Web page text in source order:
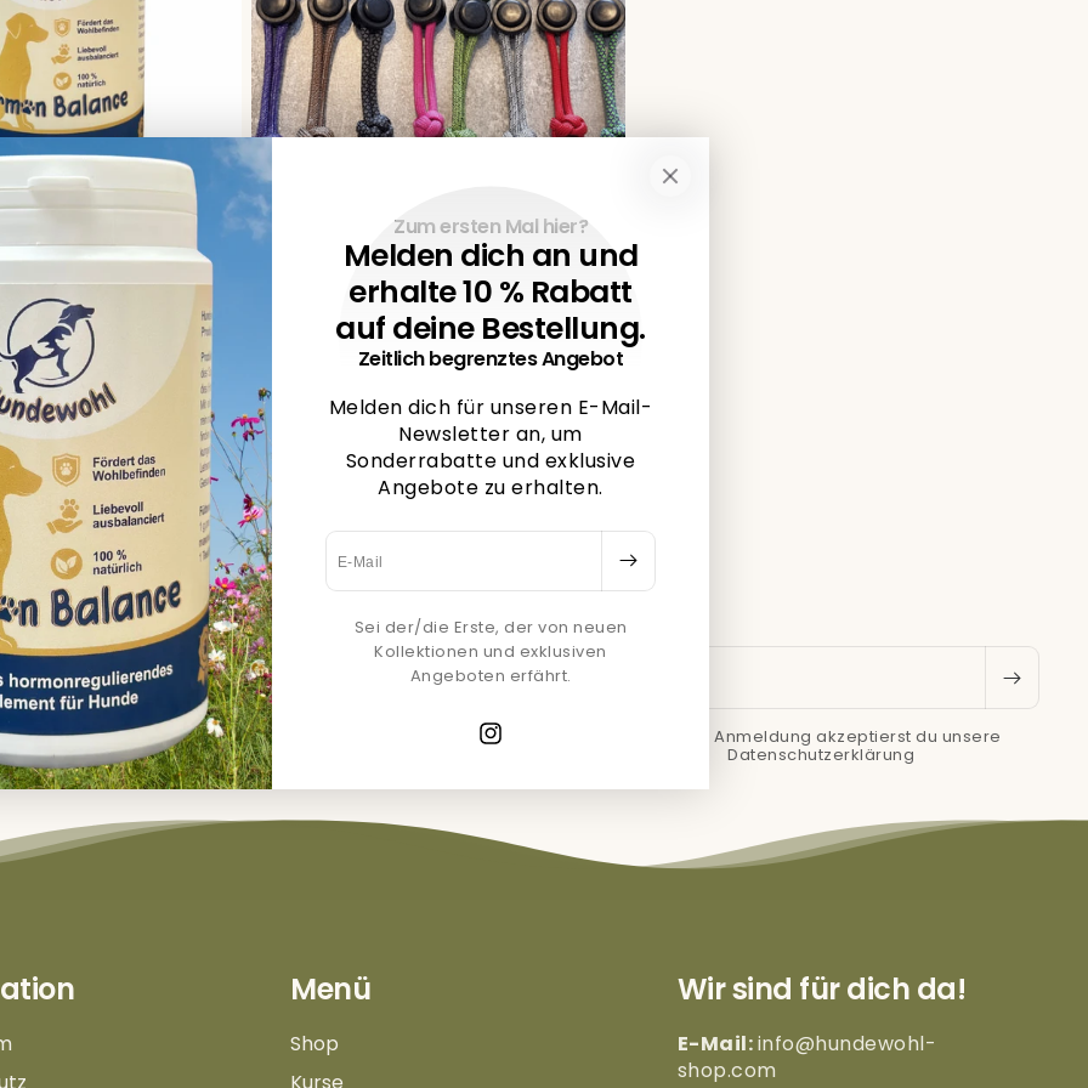
Zum ersten Mal hier?
Melden dich an und
erhalte 10 % Rabatt
auf deine Bestellung.
Zeitlich begrenztes Angebot
Melden dich für unseren E-Mail-
Newsletter an, um
Sonderrabatte und exklusive
Angebote zu erhalten.
E-
Mail
Sei der/die Erste, der von neuen
Kollektionen und exklusiven
Angeboten erfährt.
Instagram
- natürliches
für Hunde.
Kotbeutelhalter aus Paracord
Anbieter:
HUNDEWOHL
Normaler
Optionen auswählen
Mit unserem kostenlosen Newsletter bleibst du
immer auf dem neusten Stand!
* Mit der Anmeldung akzeptierst du unsere
Datenschutzerklärung
Menü
Shop
Wir sind für dich da!
E-Mail:info@hundewohl-
shop.com